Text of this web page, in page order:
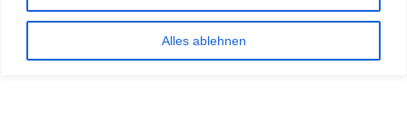
Alles ablehnen